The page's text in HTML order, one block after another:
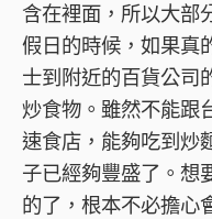
含在裡面，所以大部
假日的時候，如果真
士到附近的百貨公司
炒食物。雖然不能跟
速食店，能夠吃到炒
子已經夠豐盛了。想
的了，根本不必擔心